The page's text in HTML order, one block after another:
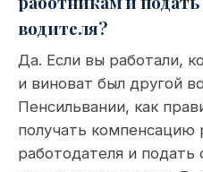
водителя?
Да. Если вы работали,
и виноват был другой
Пенсильвании, как
получать компенсацию
работодателя и